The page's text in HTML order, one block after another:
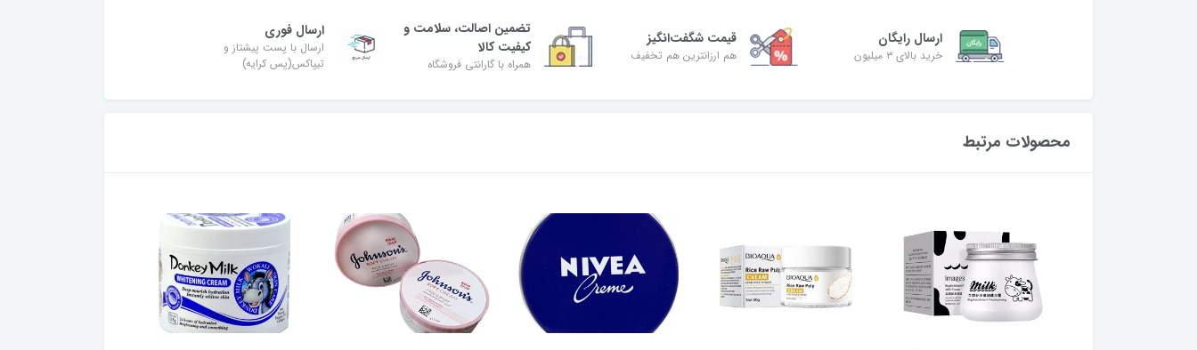
ارسال رایگان
خرید بالای ۳ میلیون
قیمت شگفت‌انگیز
هم ارزانترین هم تخفیف
تضمین اصالت، سلامت و
کیفیت کالا
همراه با گارانتی فروشگاه
ارسال فوری
ارسال با پست پیشتاز و
تیپاکس(پس کرایه)
محصولات مرتبط